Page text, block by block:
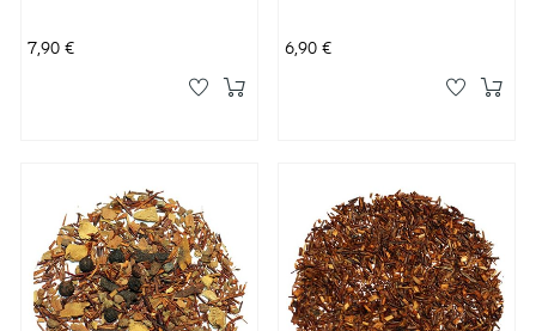
Prix
7,90 € Prix
6,90 €